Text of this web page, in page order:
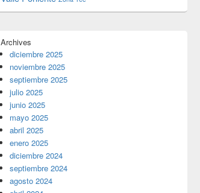
Archives
diciembre 2025
noviembre 2025
septiembre 2025
julio 2025
junio 2025
mayo 2025
abril 2025
enero 2025
diciembre 2024
septiembre 2024
agosto 2024